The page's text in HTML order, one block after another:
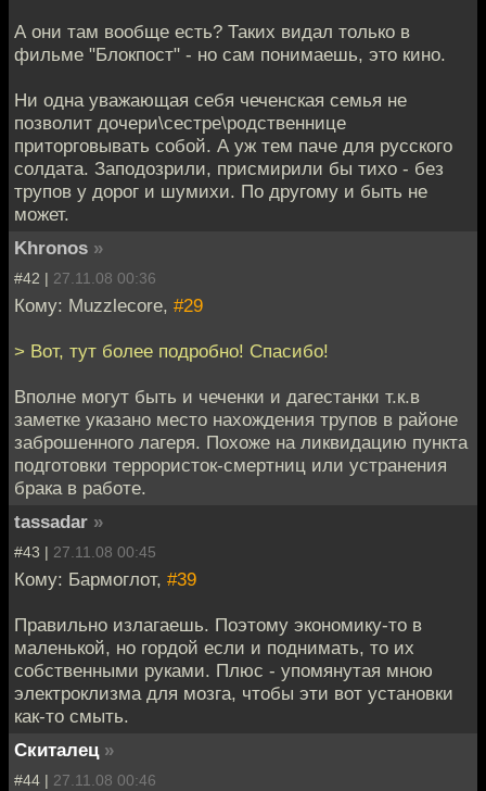
А они там вообще есть? Таких видал только в
фильме "Блокпост" - но сам понимаешь, это кино.
Ни одна уважающая себя чеченская семья не
позволит дочери\сестре\родственнице
приторговывать собой. А уж тем паче для русского
солдата. Заподозрили, присмирили бы тихо - без
трупов у дорог и шумихи. По другому и быть не
может.
Khronos »
#42 | 27.11.08 00:36
Кому: Muzzlecore, #29
> Вот, тут более подробно! Спасибо!
Вполне могут быть и чеченки и дагестанки т.к.в
заметке указано место нахождения трупов в районе
заброшенного лагеря. Похоже на ликвидацию пункта
подготовки террористок-смертниц или устранения
брака в работе.
tassadar »
#43 | 27.11.08 00:45
Кому: Бармоглот, #39
Правильно излагаешь. Поэтому экономику-то в
маленькой, но гордой если и поднимать, то их
собственными руками. Плюс - упомянутая мною
электроклизма для мозга, чтобы эти вот установки
как-то смыть.
Скиталец »
#44 | 27.11.08 00:46